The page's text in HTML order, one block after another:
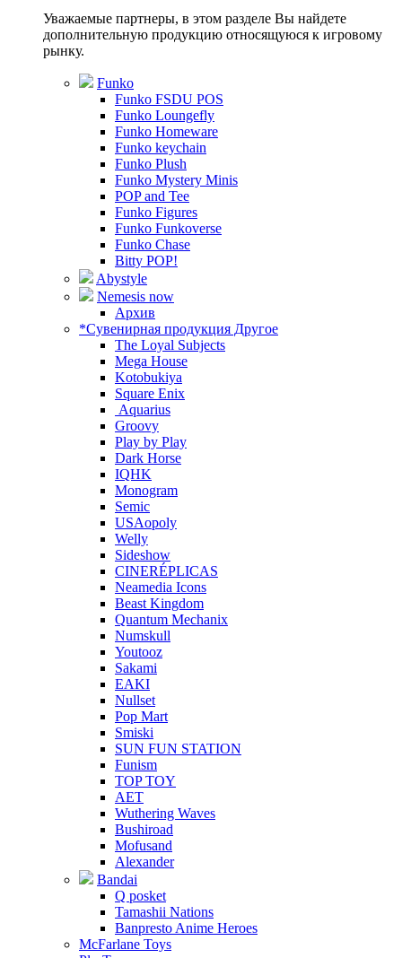
Уважаемые партнеры, в этом разделе Вы найдете
дополнительную продукцию относящуюся к игровому
рынку.
Funko
Funko FSDU POS
Funko Loungefly
Funko Homeware
Funko keychain
Funko Plush
Funko Mystery Minis
POP and Tee
Funko Figures
Funko Funkoverse
Funko Chase
Bitty POP!
Abystyle
Nemesis now
Архив
*Сувенирная продукция Другое
The Loyal Subjects
Mega House
Kotobukiya
Square Enix
Aquarius
Groovy
Play by Play
Dark Horse
IQHK
Monogram
Semic
USAopoly
Welly
Sideshow
CINERÉPLICAS
Neamedia Icons
Beast Kingdom
Quantum Mechanix
Numskull
Youtooz
Sakami
EAKI
Nullset
Pop Mart
Smiski
SUN FUN STATION
Funism
TOP TOY
AET
Wuthering Waves
Bushiroad
Mofusand
Alexander
Bandai
Q posket
Tamashii Nations
Banpresto Anime Heroes
McFarlane Toys